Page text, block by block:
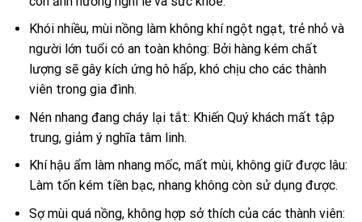
Khói nhiều, mùi nồng làm không khí ngột ngạt, trẻ nhỏ và
người lớn tuổi có an toàn không: Bởi hàng kém chất
lượng sẽ gây kích ứng hô hấp, khó chịu cho các thành
viên trong gia đình.
Nén nhang đang cháy lại tắt: Khiến Quý khách mất tập
trung, giảm ý nghĩa tâm linh.
Khí hậu ẩm làm nhang mốc, mất mùi, không giữ được lâu:
Làm tốn kém tiền bạc, nhang không còn sử dụng được.
Sợ mùi quá nồng, không hợp sở thích của các thành viên: